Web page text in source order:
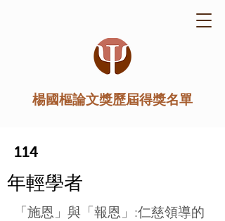
楊國樞論文獎歷屆得獎名單
114
年輕學者
「施恩」與「報恩」:仁慈領導的